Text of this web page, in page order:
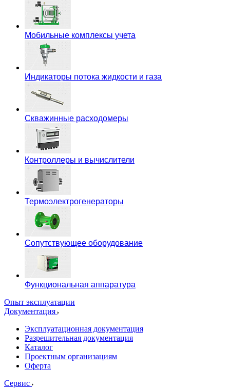
Мобильные комплексы учета
Индикаторы потока жидкости и газа
Скважинные расходомеры
Контроллеры и вычислители
Термоэлектрогенераторы
Сопутствующее оборудование
Функциональная аппаратура
Опыт эксплуатации
Документация
Эксплуатационная документация
Разрешительная документация
Каталог
Проектным организациям
Оферта
Сервис